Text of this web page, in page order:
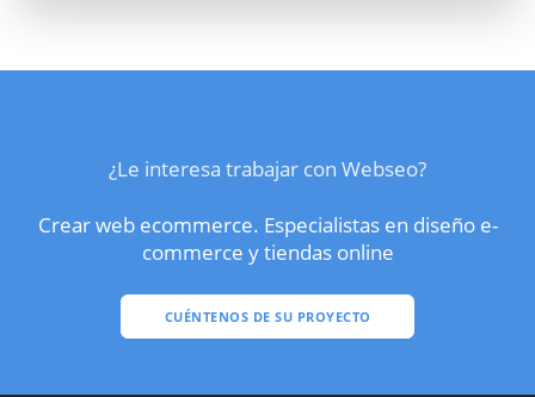
¿Le interesa trabajar con Webseo?
Crear web ecommerce. Especialistas en diseño e-
commerce y tiendas online
CUÉNTENOS DE SU PROYECTO